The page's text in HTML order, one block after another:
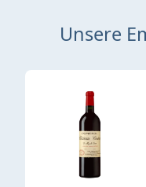
Unsere
Produktgalerie